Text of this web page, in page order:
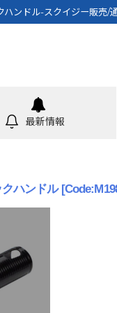
ハンドル-スクイジー販売/
最新情報
ハンドル [